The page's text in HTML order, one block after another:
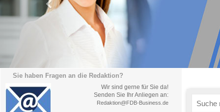
Sie haben Fragen an die Redaktion?
Wir sind gerne für Sie da!
Senden Sie Ihr Anliegen an:
Redaktion@FDB-Business.de